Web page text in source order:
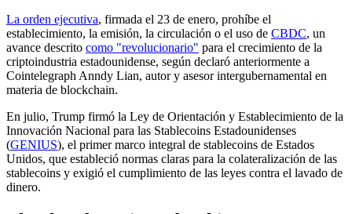
La orden ejecutiva, firmada el 23 de enero, prohíbe el
establecimiento, la emisión, la circulación o el uso de CBDC, un
avance descrito como "revolucionario" para el crecimiento de la
criptoindustria estadounidense, según declaró anteriormente a
Cointelegraph Anndy Lian, autor y asesor intergubernamental en
materia de blockchain.
En julio, Trump firmó la Ley de Orientación y Establecimiento de la
Innovación Nacional para las Stablecoins Estadounidenses
(GENIUS), el primer marco integral de stablecoins de Estados
Unidos, que estableció normas claras para la colateralización de las
stablecoins y exigió el cumplimiento de las leyes contra el lavado de
dinero.